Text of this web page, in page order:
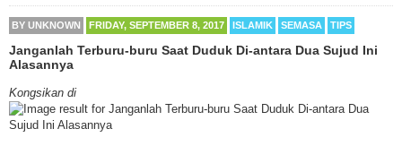
BY UNKNOWN FRIDAY, SEPTEMBER 8, 2017 ISLAMIK SEMASA TIPS
Janganlah Terburu-buru Saat Duduk Di-antara Dua Sujud Ini
Alasannya
Kongsikan di